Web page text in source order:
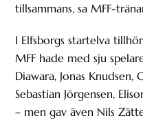
tillsammans, sa MFF-
I Elfsborgs startelva
MFF hade med sju
Diawara, Jonas Knudsen,
Sebastian Jörgensen,
– men gav även Nils